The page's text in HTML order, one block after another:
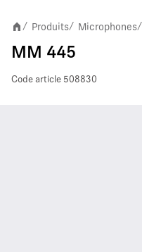
/ Produits/ Microphones/
MM 445
Code article 508830